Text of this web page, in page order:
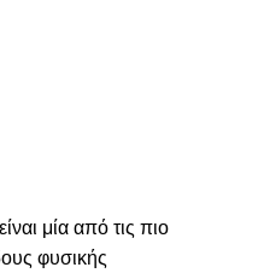
μία από τις πιο
φυσικής